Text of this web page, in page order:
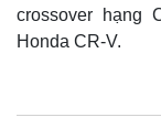
crossover hạng
Honda CR-V.